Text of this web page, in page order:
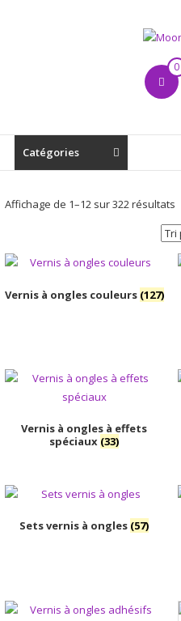
MoonGraffiti 0
Catégories
Affichage de 1–12 sur 322 résultats
Vernis à ongles couleurs (127)
Vernis à ongles à effets
spéciaux (33)
Sets vernis à ongles (57)